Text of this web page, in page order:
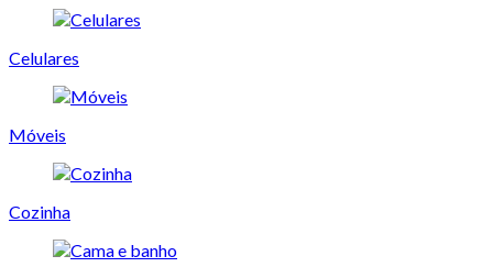
Celulares
Móveis
Cozinha